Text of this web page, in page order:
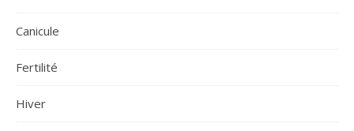
Canicule
Fertilité
Hiver